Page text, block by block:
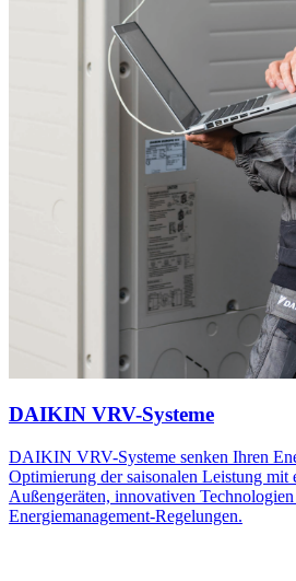
DAIKIN VRV-Systeme
DAIKIN VRV-Systeme senken Ihren
Optimierung der saisonalen Leistung mit
Außengeräten, innovativen
Energiemanagement-Regelungen.